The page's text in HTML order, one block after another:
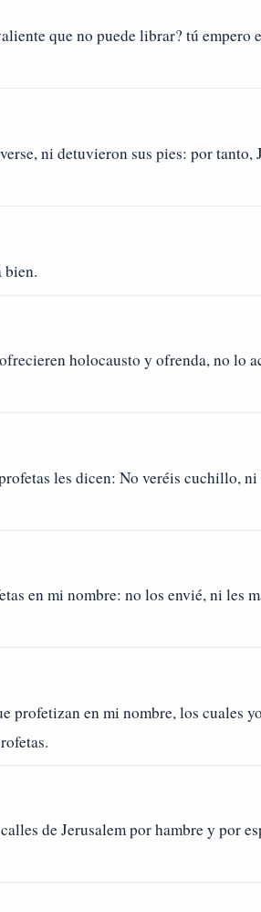
que no puede librar? tú empero
ni detuvieron sus pies: por
bien.
holocausto y ofrenda, no lo
les dicen: No veréis cuchillo,
en mi nombre: no los envié, ni
profetizan en mi nombre, los cuales
de Jerusalem por hambre y por